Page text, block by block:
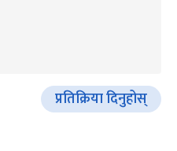
प्रतिक्रिया दिनुहोस्